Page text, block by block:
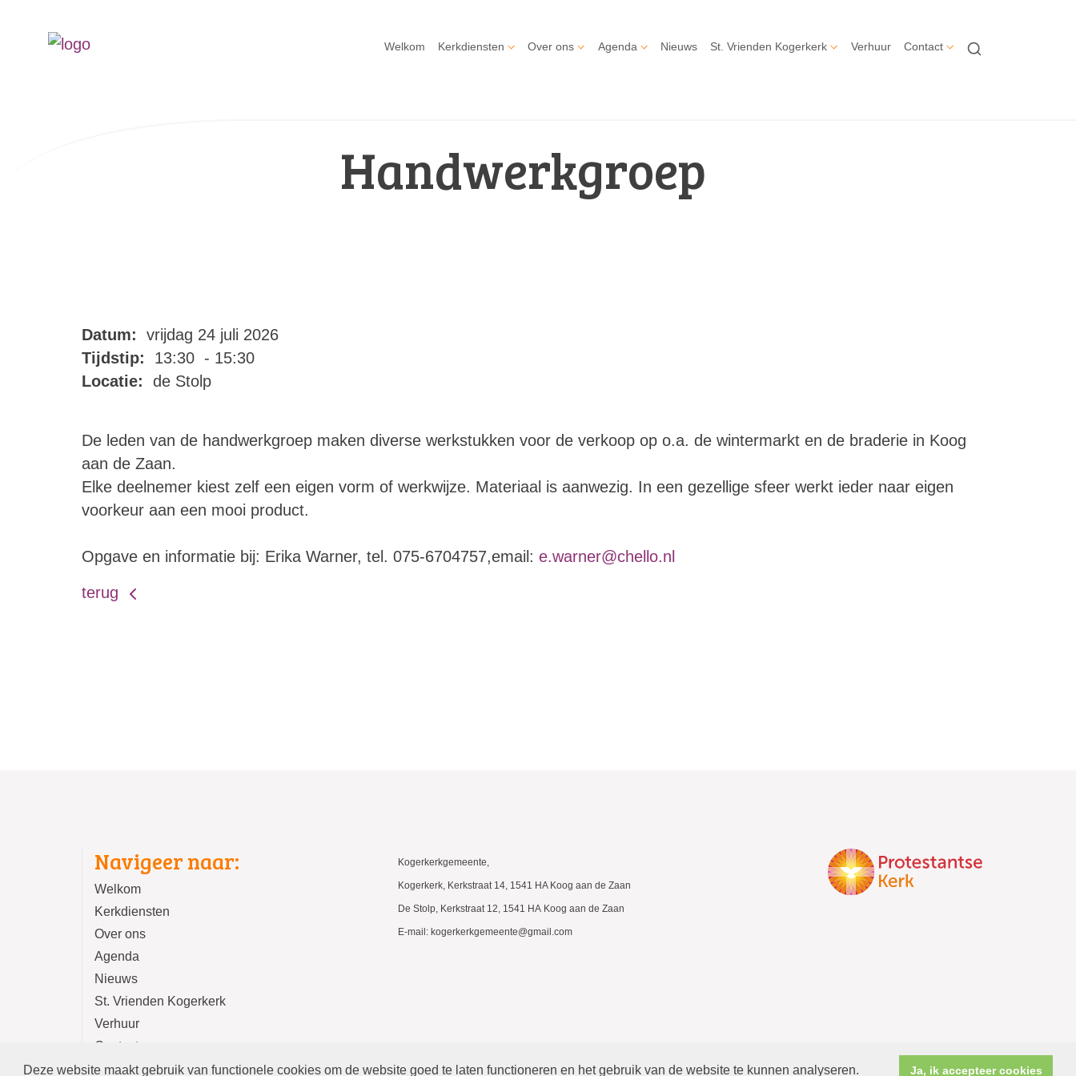
Deze website maakt gebruik van functionele cookies om de website goed te laten functioneren en het gebruik van de website te kunnen analyseren. Ja, ik accepteer cookies
Welkom Kerkdiensten Over ons Agenda Nieuws St. Vrienden Kogerkerk Verhuur Contact
Handwerkgroep
Datum:
vrijdag 24 juli 2026
Tijdstip:
13:30 - 15:30
Locatie:
de Stolp
De leden van de handwerkgroep maken diverse werkstukken voor de verkoop op o.a. de wintermarkt en de braderie in Koog
aan de Zaan.
Elke deelnemer kiest zelf een eigen vorm of werkwijze. Materiaal is aanwezig. In een gezellige sfeer werkt ieder naar eigen
voorkeur aan een mooi product.
Opgave en informatie bij: Erika Warner, tel. 075-6704757,email: e.warner@chello.nl
terug
Navigeer naar:
Welkom
Kerkdiensten
Over ons
Agenda
Nieuws
St. Vrienden Kogerkerk
Verhuur
Contact
Kogerkerkgemeente,
Kogerkerk, Kerkstraat 14, 1541 HA Koog aan de Zaan
De Stolp, Kerkstraat 12, 1541 HA Koog aan de Zaan
E-mail: kogerkerkgemeente@gmail.com